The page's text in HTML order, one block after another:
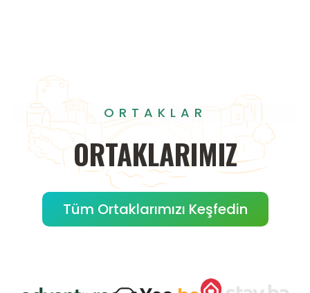
ORTAKLAR
ORTAKLARIMIZ
Tüm Ortaklarımızı Keşfedin